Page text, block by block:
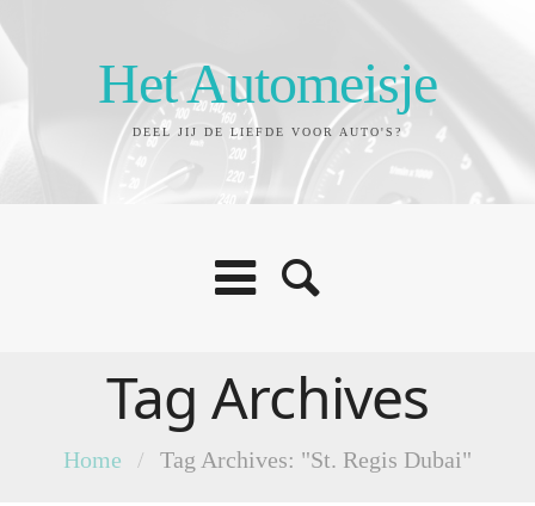
Het Automeisje
DEEL JIJ DE LIEFDE VOOR AUTO'S?
Tag Archives
Home / Tag Archives: "St. Regis Dubai"